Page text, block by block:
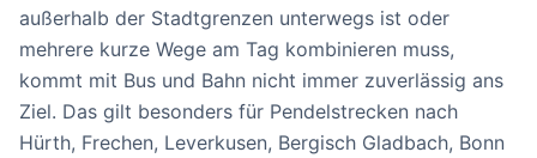
außerhalb der Stadtgrenzen unterwegs ist oder
mehrere kurze Wege am Tag kombinieren muss,
kommt mit Bus und Bahn nicht immer zuverlässig ans
Ziel. Das gilt besonders für Pendelstrecken nach
Hürth, Frechen, Leverkusen, Bergisch Gladbach, Bonn